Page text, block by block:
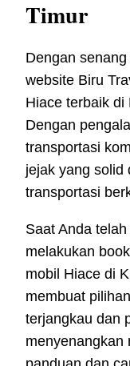
Timur
Dengan
website Biru
Hiace terbaik di
Dengan
transportasi
jejak yang solid
transportasi
Saat Anda
melakukan
mobil Hiace di
membuat
terjangkau dan
menyenangkan